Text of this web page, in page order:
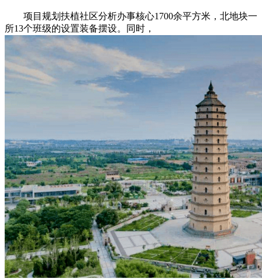
项目规划扶植社区分析办事核心1700余平方米，北地块一
所13个班级的设置装备摆设。同时，